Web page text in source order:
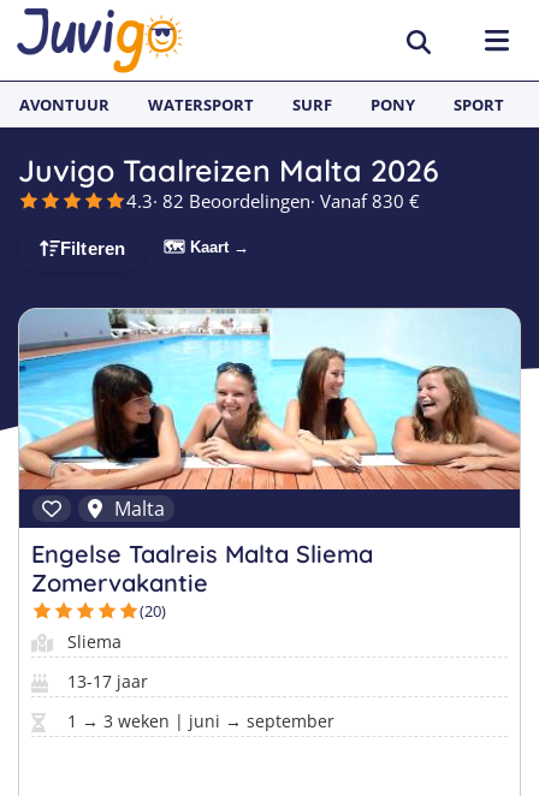
ACTIVITEITEN
Avonturenkampen
Watersportkampen
Game Kampen
Hockeykampen
Voetbalkampen
Kanokampen
Boerderijkampen
Computerkampen
Natuurkampen
BESTEMMINGEN
België
Spanje
Frankrijk
Engeland
Zweden
Malta
Duitsland
Portugal
Oostenrijk
TAALVAKANTIES
Taalreizen van Juvigo
Taalkampen Engels
Taalreizen Engels
Taalreizen Spaans
Taalreizen Frans
Taalreizen Duits
Taalreizen Italiaans
SURFKAMPEN
Surfkampen Nederland
Surfkampen Spanje
Surfkampen Frankrijk
Surfkampen Portugal
Surfkampen Buitenland
Surfkampen Sri Lanka
Golfsurfkampen
Windsurfkampen
JONGERENREIZEN
AVONTUUR WATERSPORT SURF PONY SPORT
Juvigo Taalreizen Malta 2026
4.3· 82 Beoordelingen· Vanaf 830 €
Filteren 🗺 Kaart →
Malta
Engelse Taalreis Malta Sliema
Zomervakantie
(20)
Sliema
13-17 jaar
1 → 3 weken | juni → september